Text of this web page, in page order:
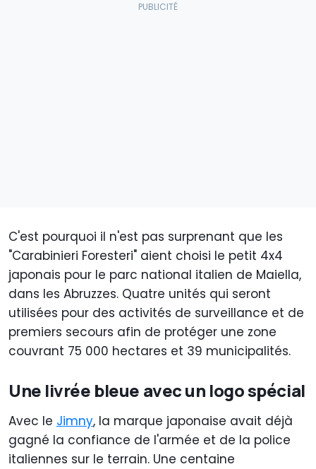
C'est pourquoi il n'est pas surprenant que les
"Carabinieri Foresteri" aient choisi le petit 4x4
japonais pour le parc national italien de Maiella,
dans les Abruzzes. Quatre unités qui seront
utilisées pour des activités de surveillance et de
premiers secours afin de protéger une zone
couvrant 75 000 hectares et 39 municipalités.
Une livrée bleue avec un logo spécial
Avec le Jimny, la marque japonaise avait déjà
gagné la confiance de l'armée et de la police
italiennes sur le terrain. Une centaine